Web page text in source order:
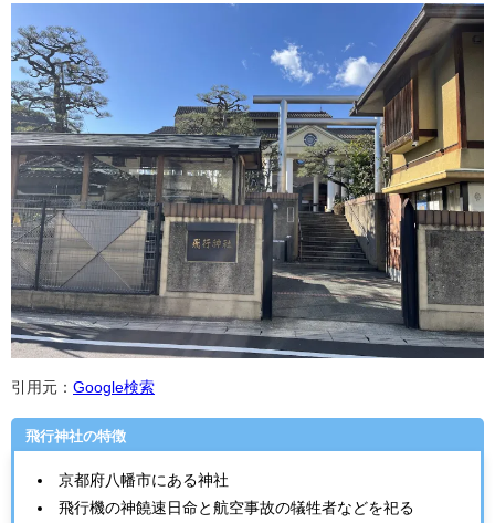
引用元： Google検索
飛行神社の特徴
京都府八幡市にある神社
飛行機の神饒速日命と航空事故の犠牲者などを祀る